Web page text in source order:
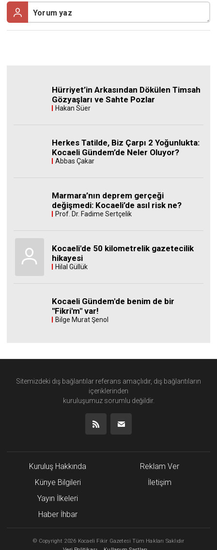
Hürriyet’in Arkasından Dökülen Timsah
Gözyaşları ve Sahte Pozlar
Hakan Süer
Herkes Tatilde, Biz Çarpı 2 Yoğunlukta:
Kocaeli Gündem’de Neler Oluyor?
Abbas Çakar
Marmara’nın deprem gerçeği
değişmedi: Kocaeli’de asıl risk ne?
Prof. Dr. Fadime Sertçelik
Kocaeli'de 50 kilometrelik gazetecilik
hikayesi
Hilal Güllük
Kocaeli Gündem'de benim de bir
"Fikri'm" var!
Bilge Murat Şenol
Sitemizdeki dış bağlantılar referans amaçlıdır, dış bağlantıların
içeriklerinden
kuruluşumuz sorumlu değildir.
Kuruluş Hakkında
Künye Bilgileri
Yayın İlkeleri
Haber İhbar
Reklam Ver
İletişim
© Copyright 2026 Kocaeli Fikir Gazetesi Tüm Hakları Saklıdır